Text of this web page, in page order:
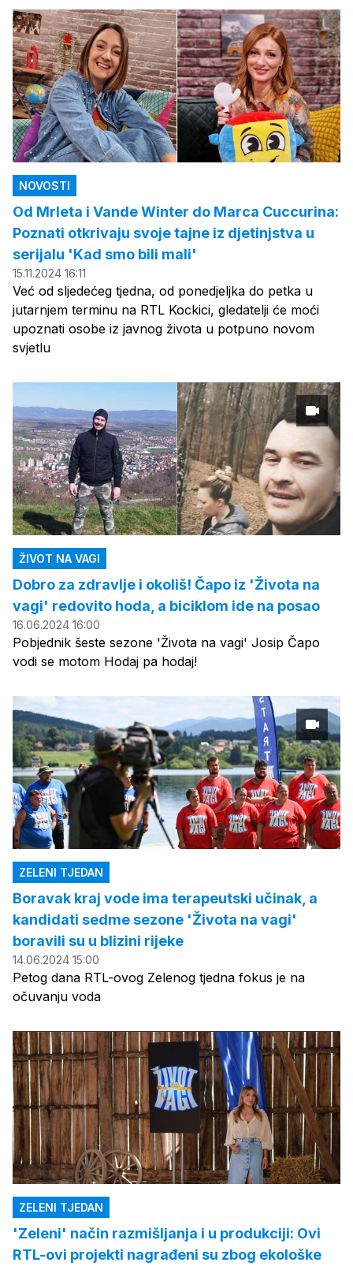
NOVOSTI
Od Mrleta i Vande Winter do Marca Cuccurina:
Poznati otkrivaju svoje tajne iz djetinjstva u
serijalu 'Kad smo bili mali'
15.11.2024 16:11
Već od sljedećeg tjedna, od ponedjeljka do petka u
jutarnjem terminu na RTL Kockici, gledatelji će moći
upoznati osobe iz javnog života u potpuno novom
svjetlu
ŽIVOT NA VAGI
Dobro za zdravlje i okoliš! Čapo iz 'Života na
vagi' redovito hoda, a biciklom ide na posao
16.06.2024 16:00
Pobjednik šeste sezone 'Života na vagi' Josip Čapo
vodi se motom Hodaj pa hodaj!
ZELENI TJEDAN
Boravak kraj vode ima terapeutski učinak, a
kandidati sedme sezone 'Života na vagi'
boravili su u blizini rijeke
14.06.2024 15:00
Petog dana RTL-ovog Zelenog tjedna fokus je na
očuvanju voda
ZELENI TJEDAN
'Zeleni' način razmišljanja i u produkciji: Ovi
RTL-ovi projekti nagrađeni su zbog ekološke